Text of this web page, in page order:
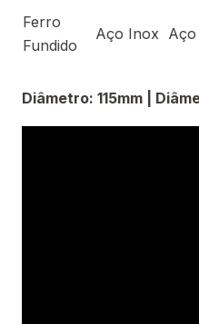
Ferro
Fundido
Aço Inox Aço
Diâmetro: 115mm |